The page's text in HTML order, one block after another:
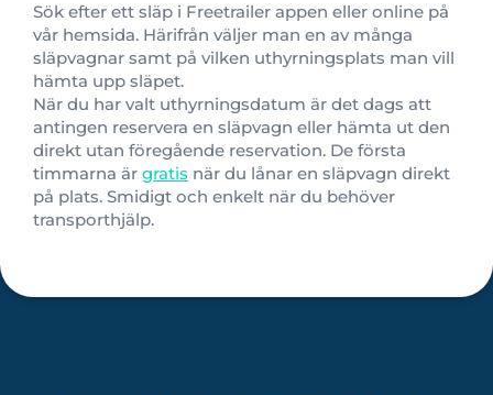
Sök efter ett släp i Freetrailer appen eller online på
vår hemsida. Härifrån väljer man en av många
släpvagnar samt på vilken uthyrningsplats man vill
hämta upp släpet.
När du har valt uthyrningsdatum är det dags att
antingen reservera en släpvagn eller hämta ut den
direkt utan föregående reservation. De första
timmarna är gratis när du lånar en släpvagn direkt
på plats. Smidigt och enkelt när du behöver
transporthjälp.